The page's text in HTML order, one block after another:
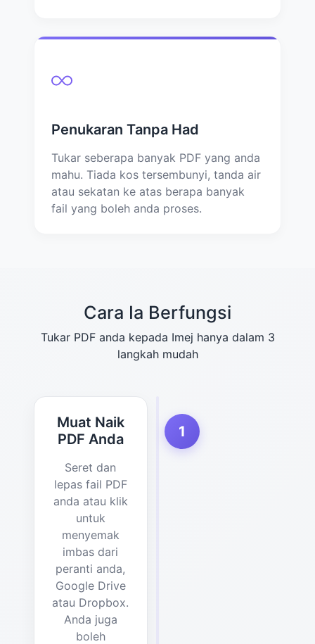
Penukaran Tanpa Had
Tukar seberapa banyak PDF yang anda
mahu. Tiada kos tersembunyi, tanda air
atau sekatan ke atas berapa banyak
fail yang boleh anda proses.
Cara Ia Berfungsi
Tukar PDF anda kepada Imej hanya dalam 3
langkah mudah
1
Muat Naik
PDF Anda
Seret dan
lepas fail PDF
anda atau klik
untuk
menyemak
imbas dari
peranti anda,
Google Drive
atau Dropbox.
Anda juga
boleh